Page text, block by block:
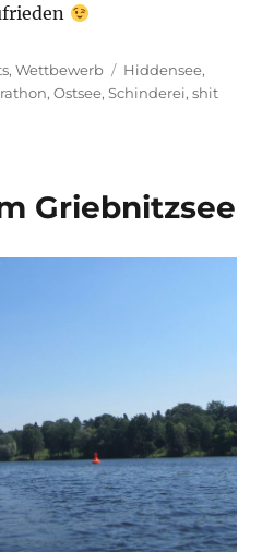
,Wettbewerb Schlagwörter
Hiddensee,
,Ostsee,Schinderei,shit
Griebnitzsee